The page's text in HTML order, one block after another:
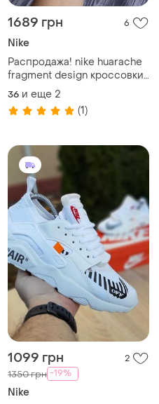
1689 грн 6
Nike
Распродажа! nike huarache
fragment design кроссовки
женские белые
текстильные сетка легкие
отменное качество
демисезонные найк
36 и еще 2
(1)
1099 грн 2
1350 грн -19%
Nike